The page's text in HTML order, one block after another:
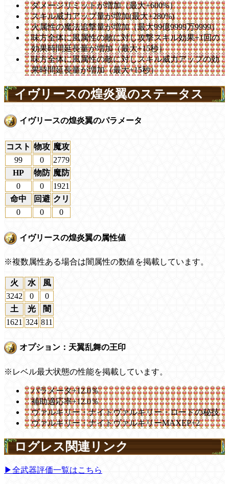
ダメージリミットが増加（最大+600%）
スキル威力アップ量が増加(最大+280%)
火属性の魔法追撃量が増加（最大99億9999万9999）
味方全体に風属性の敵に対し攻撃スキル効果+1回の
効果時間延長量が増加（最大+15秒）
味方全体に風属性の敵に対しスキル威力アップの効
果時間延長量が増加（最大+15秒）
イヴリースの煌炎翼のステータス
イヴリースの煌炎翼のパラメータ
コスト 物攻 魔攻
99
0
2779
HP
物防 魔防
0
0
1921
命中
回避 クリ
0
0 0
イヴリースの煌炎翼の属性値
※複数属性ある場合は闇属性の数値を掲載しています。
火 水
風
3242
0
0
土
光
闇
1621 324 811
オプション：天翼乱舞の王印
※レベル最大状態の性能を掲載しています。
パラメータ+12.0％
補助適応率+12.0％
ヴァルキリー・ナイトヴァルキリー・ロードの秘技
ヴァルキリー・ナイトヴァルキリーMAXEP+2
ログレス関連リンク
▶全武器評価一覧はこちら